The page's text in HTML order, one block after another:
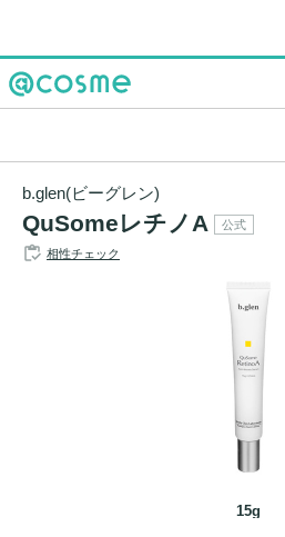
b.glen(ビーグレン)
QuSomeレチノA 公式
相性チェック
15g